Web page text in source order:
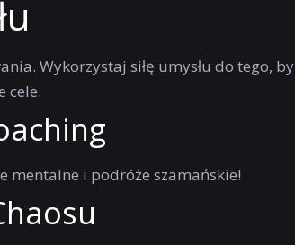
Wykorzystaj siłę umysłu do tego, by
cele.
mentalne i podróże szamańskie!